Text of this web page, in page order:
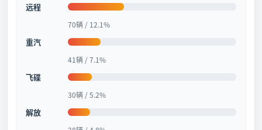
远程
70辆 / 12.1%
重汽
41辆 / 7.1%
飞碟
30辆 / 5.2%
解放